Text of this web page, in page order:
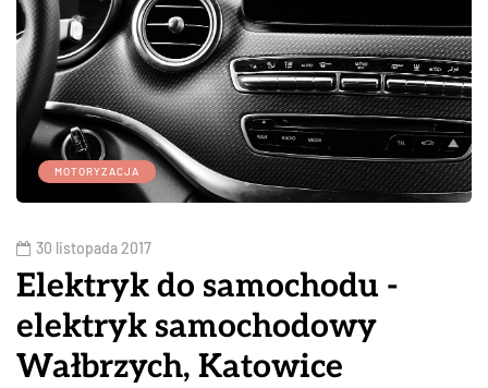
MOTORYZACJA
30 listopada 2017
Elektryk do samochodu -
elektryk samochodowy
Wałbrzych, Katowice